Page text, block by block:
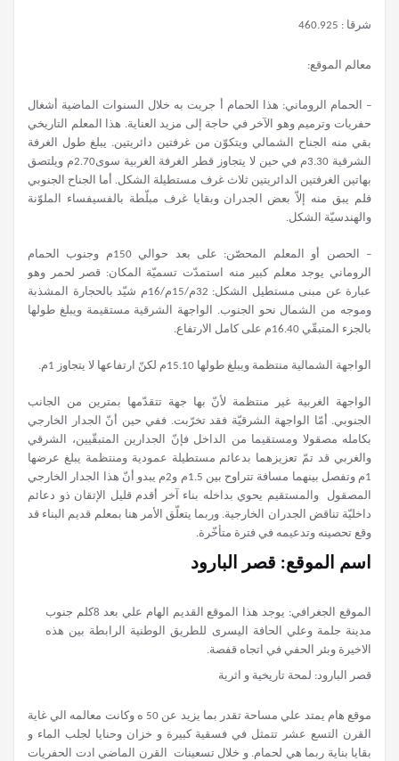
شرقا : 460.925
معالم الموقع:
– الحمام الروماني: هذا الحمام أ جريت به خلال السنوات الماضية أشغال
حفريات وترميم وهو الآخر في حاجة إلى مزيد العناية. هذا المعلم التاريخي
بقي منه الجناح الشمالي ويتكوّن من غرفتين دائريتين. يبلغ طول الغرفة
الشرقية 3.30م في حين لا يتجاوز قطر الغرفة الغربية سوى2.70م ويلتصق
بهاتين الغرفتين الدائريتين ثلاث غرف مستطيلة الشكل. أما الجناح الجنوبي
فلم يبق منه إلاّ بعض الجدران وبقايا غرف مبلّطة بالفسيفساء الملوّنة
والهندسيّة الشكل.
– الحصن أو المعلم المحصّن: على بعد حوالي 150م وجنوب الحمام
الروماني يوجد معلم كبير منه استمدّت تسميّة المكان: قصر لحمر وهو
عبارة عن مبنى مستطيل الشكل: 32م/15م/16م شيّد بالحجارة المشذبة
وموجه من الشمال نحو الجنوب. الواجهة الشرقية مستقيمة ويبلغ طولها
بالجزء المتبقّي 16.40م على كامل الارتفاع.
الواجهة الشمالية منتظمة ويبلغ طولها 15.10م لكنّ ارتفاعها لا يتجاوز 1م.
الواجهة الغربية غير منتظمة لأنّ بها جهة تتقدّمها بمترين من الجانب
الجنوبي. أمّا الواجهة الشرقيّة فقد تخرّبت. ففي حين أنّ الجدار الخارجي
بكامله مصقولا ومستقيما من الداخل فإنّ الجدارين المتبقّيين، الشرقي
والغربي قد تمّ تعزيزهما بدعائم مستطيلة عمودية ومنتظمة يبلغ عرضها
1م وتفصل بينهما مسافة تتراوح بين 1.5م و2م يبدو أنّ هذا الجدار الخارجي
المصقول والمستقيم يحوي بداخله بناء آخر أقدم قليل الإتقان ذو دعائم
داخليّة تناقض الجدران الخارجية. وربما يتعلّق الأمر هنا بمعلم قديم البناء قد
وقع تحصينه وتدعيمه في فترة متأخّرة.
اسم الموقع: قصر البارود
الموقع الجغرافي: يوجد هذا الموقع القديم الهام علي بعد 8كلم جنوب
مدينة جلمة وعلي الحافة اليسرى للطريق الوطنية الرابطة بين هذه
الاخيرة وبئر الحفي في اتجاه قفصة.
قصر البارود: لمحة تاريخية و اثرية
موقع هام يمتد علي مساحة تقدر بما يزيد عن 50 ه وكانت معالمه الي غاية
القرن التسع عشر تتمثل في فسقية كبيرة و خزان وحنايا لجلب الماء و
بقايا بناية ربما هي لحمام. و خلال تسعينات القرن الماضي ادت الحفريات